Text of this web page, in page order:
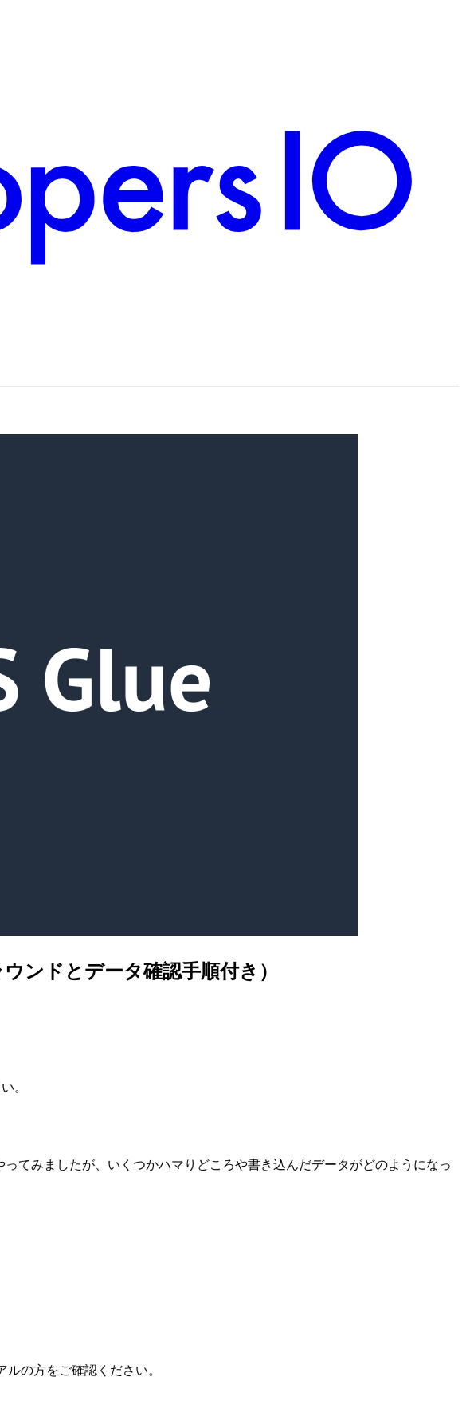
ンドとデータ確認手順付き）
。
てみましたが、いくつかハマりどころや書き込んだデータがどのようになっ
の方をご確認ください。